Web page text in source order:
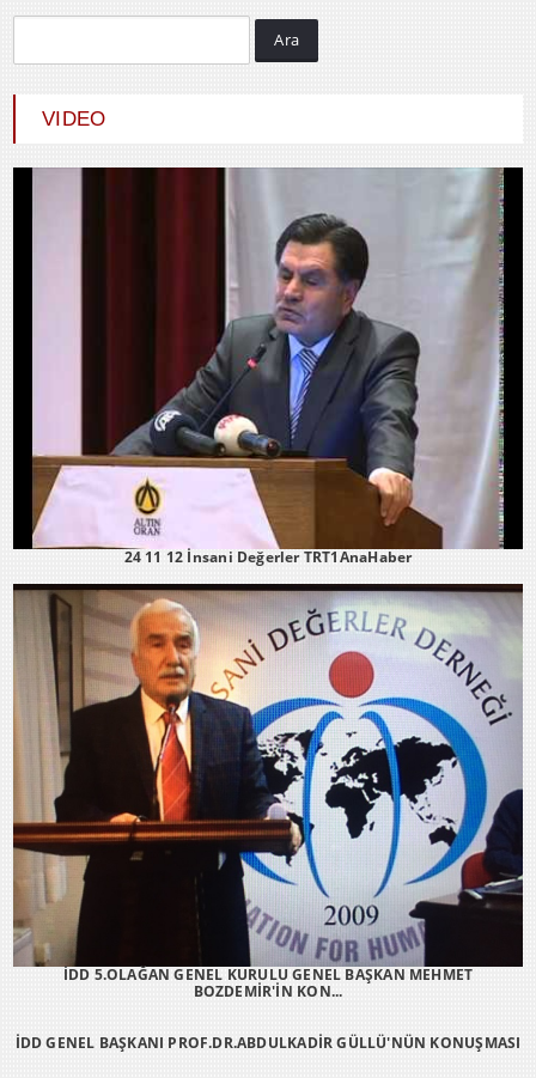
Durdu GÜNEŞ
HİÇ KARŞILIK BEKLEMEDEN İYİLİK
Ara
VIDEO
24 11 12 İnsani Değerler TRT1AnaHaber
İDD 5.OLAĞAN GENEL KURULU GENEL BAŞKAN MEHMET
BOZDEMİR'İN KON...
İDD GENEL BAŞKANI PROF.DR.ABDULKADİR GÜLLÜ'NÜN KONUŞMASI